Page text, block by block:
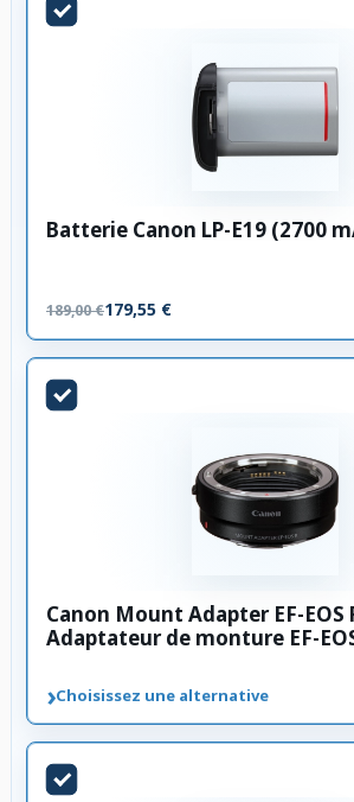
Batterie Canon LP-E19 (2700
189,00 €179,55 €
Canon Mount Adapter EF-EOS
Adaptateur de monture EF-
›Choisissez une alternative